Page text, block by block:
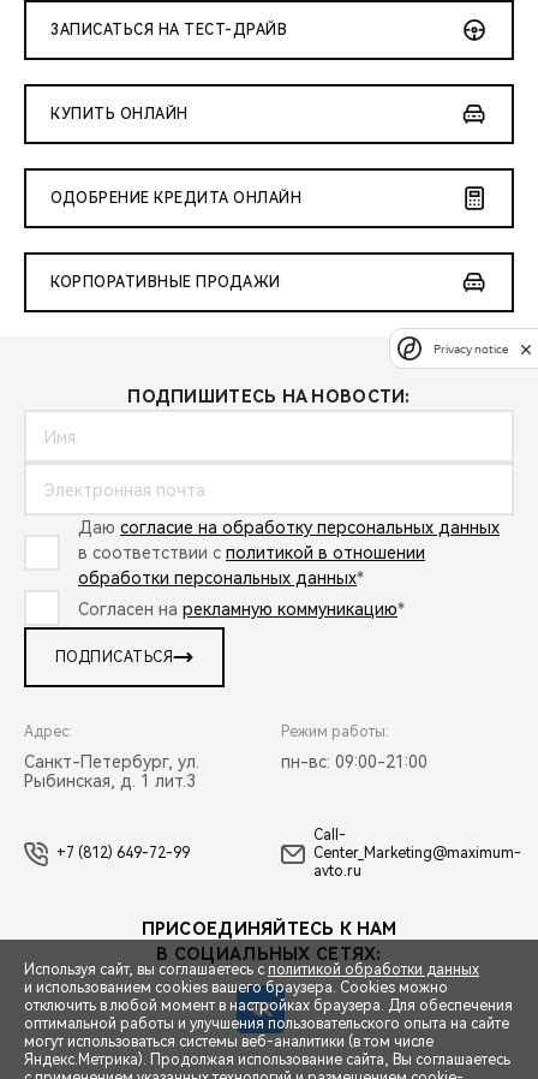
СПЕЦПРЕДЛОЖЕНИЯ
ЗАПИСАТЬСЯ НА ТЕСТ-ДРАЙВ
КУПИТЬ ОНЛАЙН
ОДОБРЕНИЕ КРЕДИТА ОНЛАЙН
КОРПОРАТИВНЫЕ ПРОДАЖИ
ПОДПИШИТЕСЬ НА НОВОСТИ:
Даю согласие на обработку персональных данных
в соответствии с политикой в отношении
обработки персональных данных*
Согласен на рекламную коммуникацию*
ПОДПИСАТЬСЯ
Адрес:
Санкт-Петербург, ул.
Рыбинская, д. 1 лит.3
Режим работы:
пн-вс: 09:00-21:00
+7 (812) 649-72-99
Call-
Center_Marketing@maximum-
avto.ru
ПРИСОЕДИНЯЙТЕСЬ К НАМ
В СОЦИАЛЬНЫХ СЕТЯХ:
Используя сайт, вы соглашаетесь с политикой обработки данных
и использованием cookies вашего браузера. Cookies можно
отключить в любой момент в настройках браузера. Для обеспечения
оптимальной работы и улучшения пользовательского опыта на сайте
могут использоваться системы веб-аналитики (в том числе
Яндекс.Метрика). Продолжая использование сайта, Вы соглашаетесь
Privacy notice